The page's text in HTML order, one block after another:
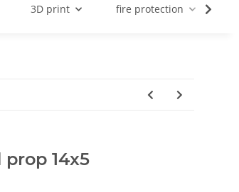
3D print fire protection
14x5